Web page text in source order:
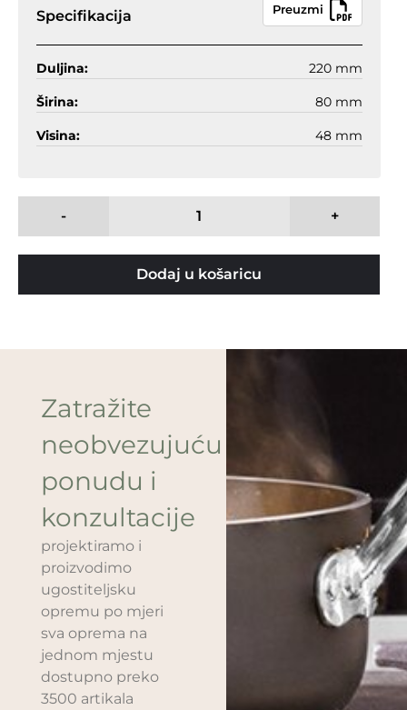
Specifikacija Preuzmi
Duljina: 220 mm
Širina: 80 mm
Visina: 48 mm
- +
Dodaj u košaricu
Zatražite
neobvezujuću
ponudu i
konzultacije
projektiramo i
proizvodimo
ugostiteljsku
opremu po mjeri
sva oprema na
jednom mjestu
dostupno preko
3500 artikala